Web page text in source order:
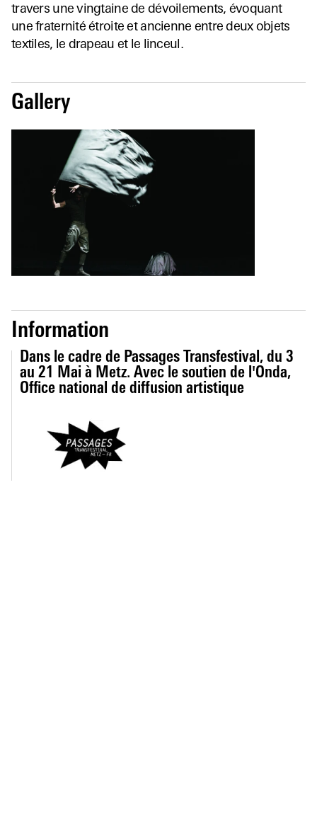
travers une vingtaine de dévoilements, évoquant
une fraternité étroite et ancienne entre deux objets
textiles, le drapeau et le linceul.
Gallery
Information
Dans le cadre de Passages Transfestival, du 3
au 21 Mai à Metz. Avec le soutien de l'Onda,
Office national de diffusion artistique